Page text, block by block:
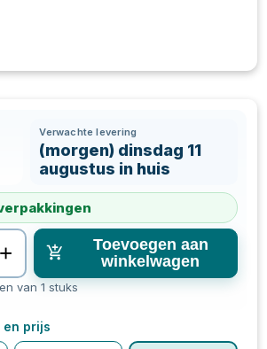
Verwachte levering
(morgen) dinsdag 11
augustus in huis
+
Toevoegen aan
winkelwagen
van 1 stuks
en prijs